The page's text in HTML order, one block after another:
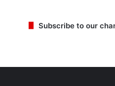
Subscribe to our